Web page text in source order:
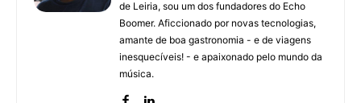
de Leiria, sou um dos fundadores do Echo
Boomer. Aficcionado por novas tecnologias,
amante de boa gastronomia - e de viagens
inesquecíveis! - e apaixonado pelo mundo da
música.